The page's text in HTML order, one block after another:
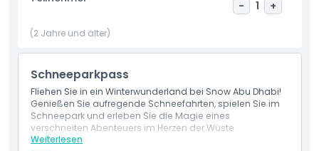
den Schnee im verspielten Troll Bowl, das Fliegen über den
Tree Slide vom verzauberten Baum ins Enchanted Café. Mit
Fahrgeschäften und Abenteuern für jedes Alter verspricht
Wunderland für alle.
Highlights
-
1 +
(2 Jahre und älter)
Schneeparkpass
Fliehen Sie in ein Winterwunderland bei Snow Abu Dhabi!
Genießen Sie aufregende Schneefahrten, spielen Sie im
Schneepark und erleben Sie die Magie eines
verschneiten Abenteuers im Herzen der Wüste.
Weiterlesen
Leistungen